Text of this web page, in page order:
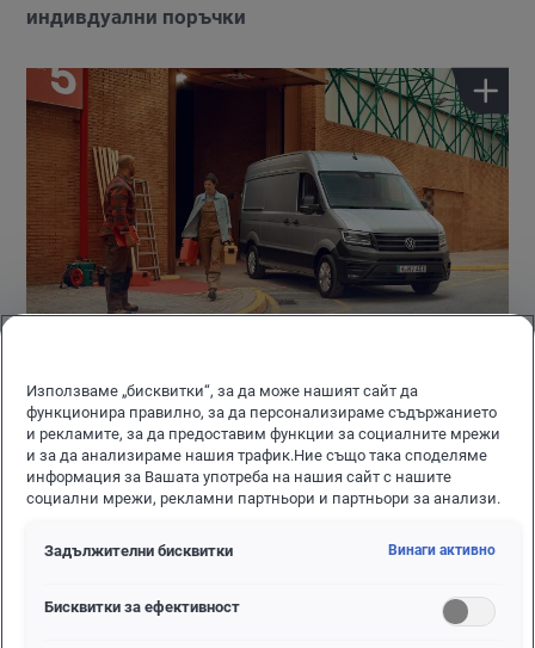
индивдуални поръчки
Условията са толкова прости, колкото изглеждат:
– Месечна лизингова вноска € 299 (584,79 лв.) без ДДС
– Обект на лизинга Crafter 35 Kasten М 11.3 м3 TDI
предно предаване
– Годишен пробег 30 000 км
– Оскъпяване за периода 13,23%
Използваме „бисквитки“, за да може нашият сайт да
функционира правилно, за да персонализираме съдържанието
и рекламите, за да предоставим функции за социалните мрежи
и за да анализираме нашия трафик.Ние също така споделяме
информация за Вашата употреба на нашия сайт с нашите
социални мрежи, рекламни партньори и партньори за анализи.
Задължителни бисквитки Винаги активно
Бисквитки за ефективност